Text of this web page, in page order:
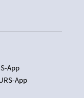
App
App